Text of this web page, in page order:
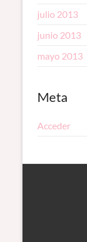
julio 2013
junio 2013
mayo 2013
Meta
Acceder